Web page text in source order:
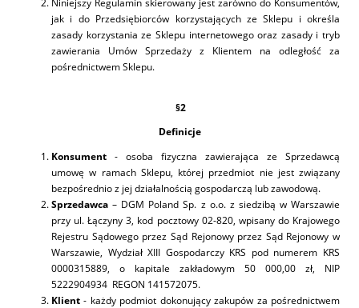
Niniejszy Regulamin skierowany jest zarówno do Konsumentów,
jak i do Przedsiębiorców korzystających ze Sklepu i określa
zasady korzystania ze Sklepu internetowego oraz zasady i tryb
zawierania Umów Sprzedaży z Klientem na odległość za
pośrednictwem Sklepu.
§2
Definicje
Konsument - osoba fizyczna zawierająca ze Sprzedawcą
umowę w ramach Sklepu, której przedmiot nie jest związany
bezpośrednio z jej działalnością gospodarczą lub zawodową.
Sprzedawca– DGM Poland Sp. z o.o. z siedzibą w Warszawie
przy ul. Łączyny 3, kod pocztowy 02-820, wpisany do Krajowego
Rejestru Sądowego przez Sąd Rejonowy przez Sąd Rejonowy w
Warszawie, Wydział XIII Gospodarczy KRS pod numerem KRS
0000315889, o kapitale zakładowym 50 000,00 zł, NIP
5222904934 REGON 141572075.
Klient- każdy podmiot dokonujący zakupów za pośrednictwem